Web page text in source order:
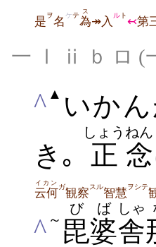
是ヲ名ケテ為
ス
↠入 ルト↢第
一 Ⅰ ⅱ ｂ ロ (
^ ▲ いか
き｡
正
しょう
念
ねん
云何
イカン ガ観察スル智慧ヲシテ
^ ～ 毘婆
びば
舎
しゃ